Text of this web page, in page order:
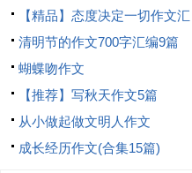
【精品】态度决定一切作文汇
编9篇
清明节的作文700字汇编9篇
蝴蝶吻作文
【推荐】写秋天作文5篇
从小做起做文明人作文
成长经历作文(合集15篇)